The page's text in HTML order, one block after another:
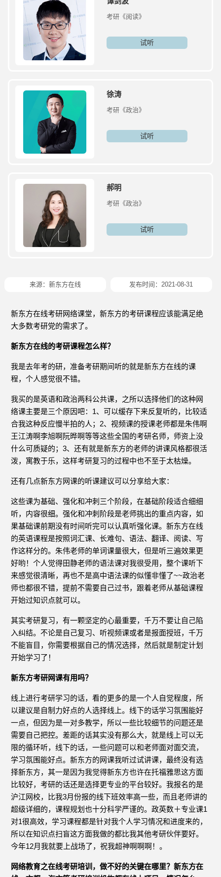
考研《阅读》
试听
徐涛
考研《政治》
试听
郝明
考研《政治》
试听
来源： 新东方在线 发布时间：2021-08-31
新东方在线考研网络课堂，新东方的考研课程应该能满足绝
大多数考研党的需求了。
新东方在线的考研课程怎么样？
我是去年考的研，准备考研期间听的就是新东方在线的课
程，个人感觉很不错。
我买的是英语和政治两科公共课，之所以选择他们的这种网
络课主要是三个原因吧：1、可以缓存下来反复听的，比较适
合我这种反应慢半拍的人；2、视频课的授课老师都是朱伟啊
王江涛啊李旭啊阮晔啊等等这些全国的考研名师，师资上没
什么可质疑的；3、还有就是新东方的老师的讲课风格都很活
泼，寓教于乐，这样考研复习的过程中也不至于太枯燥。
还有几点新东方网课的听课建议可以分享给大家：
这些课为基础、强化和冲刺三个阶段，在基础阶段适合细细
听，内容很细。强化和冲刺阶段是老师挑出的重点内容，如
果基础课前期没有时间听完可以认真听强化课。新东方在线
的英语课程是按照词汇课、长难句、语法、翻译、阅读、写
作这样分的。朱伟老师的单词课量很大，但是听三遍效果更
好哟！个人觉得田静老师的语法课对我很受用，整个课听下
来感觉很清晰，再也不是高中语法课的似懂非懂了~~政治老
师也都很不错，提前不需要自己过书，跟着老师从基础课程
开始过知识点就可以。
其实考研复习，有一颗坚定的心最重要，千万不要让自己陷
入纠结。不论是自己复习、听视频课或者是报面授班，千万
不能盲目，你需要根据自己的情况选择，然后就是制定计划
开始学习了！
新东方考研网课有用吗？
线上进行考研学习的话，看的更多的是一个人自觉程度，所
以建议是自制力好点的人选择线上。线下的话学习氛围能好
一点，但因为是一对多教学，所以一些比较细节的问题还是
需要自己把控。差距的话其实没有那么大，就是线上可以无
限的循环听，线下的话，一些问题可以和老师面对面交流，
学习氛围能好点。新东方的网课我听过试讲课，最终没有选
择新东方，其一是因为我觉得新东方也许在托福雅思这方面
比较好，考研的话还是选择更专业的平台较好。我报名的是
沪江网校，比我3月份报的线下班效率高一些，而且老师讲的
超级详细的，课程规划也十分科学严谨的。政英数＋专业课1
对1很高效，学习课程都是针对我个人学习情况和进度来的，
所以在知识点扫盲这方面我做的都比我其他考研伙伴要好。
今年12月我就要上战场了，祝我超神啊啊啊！。
网络教育之在线考研培训，做不好的关键在哪里？新东方在